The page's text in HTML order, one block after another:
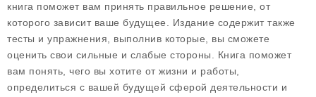
книга поможет вам принять правильное решение, от
которого зависит ваше будущее. Издание содержит также
тесты и упражнения, выполнив которые, вы сможете
оценить свои сильные и слабые стороны. Книга поможет
вам понять, чего вы хотите от жизни и работы,
определиться с вашей будущей сферой деятельности и